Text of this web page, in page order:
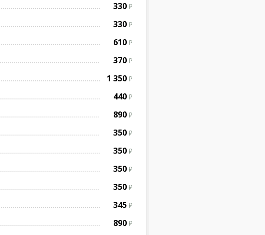
330
330
610
370
1 350
440
890
350
350
350
350
345
890